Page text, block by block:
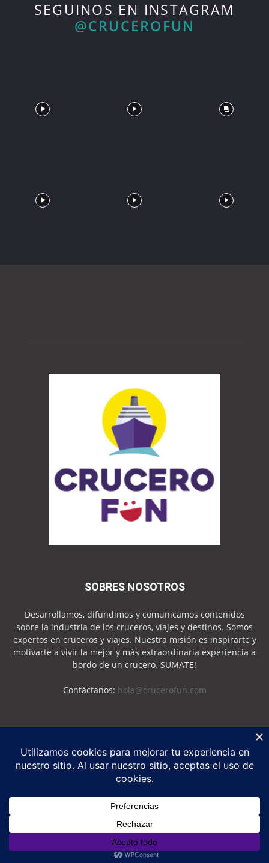
SEGUINOS EN INSTAGRAM
@CRUCEROFUN
SOBRES NOSOTROS
Desarrollamos, difundimos y comunicamos contenidos
sobre la industria de los cruceros, viajes y destinos. Somos
expertos en cruceros y viajes. Nuestra misión es inspirarte y
motivarte a vivir la mejor y más extraordinaria experiencia a
bordo de un crucero. SUMATE!
Contáctanos: hola@crucerofun.com
2026 - Marca Registrada - Todos los derechos reservados
-